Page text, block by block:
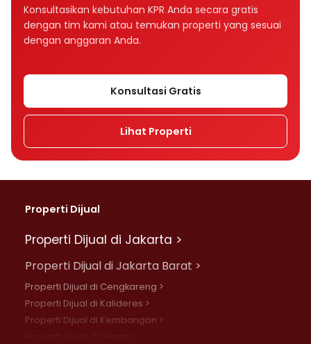
Konsultasikan kebutuhan KPR Anda secara gratis
dengan tim kami atau temukan properti yang sesuai
dengan anggaran Anda.
Konsultasi Gratis
Lihat Properti
Properti Dijual
Properti Dijual di Jakarta >
Properti Dijual di Jakarta Barat >
Properti Dijual di Cengkareng >
Properti Dijual di Kalideres >
Properti Dijual di Kembangan >